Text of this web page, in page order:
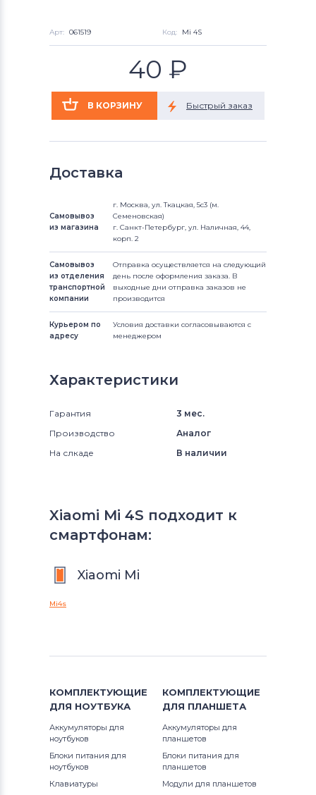
Арт: 061519 Код: Mi 4S
40 ₽
Доставка
Самовывоз
из магазина
г. Москва, ул. Ткацкая, 5с3 (м.
Семеновская)
г. Санкт-Петербург, ул. Наличная, 44,
корп. 2
Самовывоз
из отделения
транспортной
компании
Отправка осуществляется на следующий
день после оформления заказа. В
выходные дни отправка заказов не
производится
Курьером по
адресу
Условия доставки согласовываются с
менеджером
Характеристики
Гарантия
3 мес.
Производство
Аналог
На слкаде
В наличии
Xiaomi Mi 4S подходит к
смартфонам:
Xiaomi Mi
Mi4s
КОМПЛЕКТУЮЩИЕ
ДЛЯ НОУТБУКА
Аккумуляторы для
ноутбуков
Блоки питания для
ноутбуков
Клавиатуры
КОМПЛЕКТУЮЩИЕ
ДЛЯ ПЛАНШЕТА
Аккумуляторы для
планшетов
Блоки питания для
планшетов
Модули для планшетов